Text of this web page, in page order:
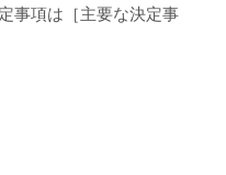
事項は［主要な決定事